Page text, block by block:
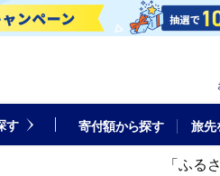
す 寄付額から探す 旅先
「ふる